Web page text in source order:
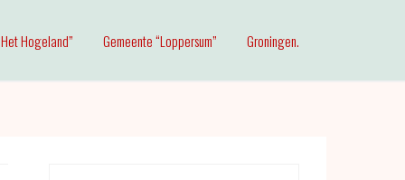
Hogeland” Gemeente “Loppersum” Groningen.